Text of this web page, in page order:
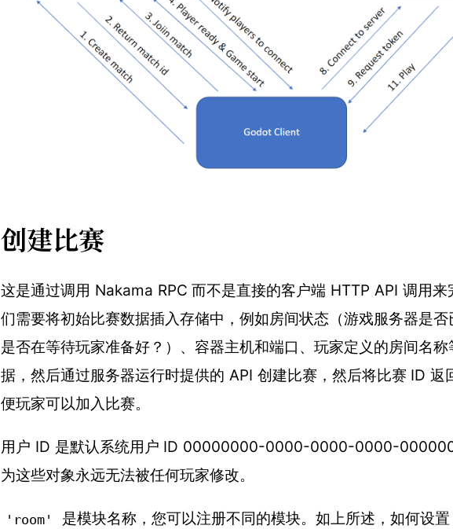
创建比赛
这是通过调用 Nakama RPC 而不是直接的客户端 HTTP API 调用来
们需要将初始比赛数据插入存储中，例如房间状态（游戏服务器是
是否在等待玩家准备好？）、容器主机和端口、玩家定义的房间名
据，然后通过服务器运行时提供的 API 创建比赛，然后将比赛 ID 返
便玩家可以加入比赛。
用户 ID 是默认系统用户 ID 00000000-0000-0000-0000-
为这些对象永远无法被任何玩家修改。
'room'
是模块名称，您可以注册不同的模块。如上所述，如何设